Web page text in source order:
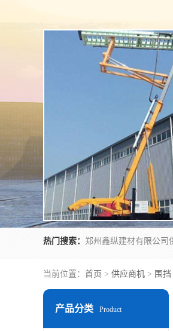
热门搜索：
当前位置： 首页 > 供应商机 > 围挡
产品分类 Product